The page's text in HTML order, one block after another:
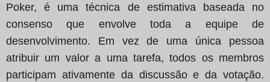
Poker, é uma técnica de estimativa baseada no
consenso que envolve toda a equipe de
desenvolvimento. Em vez de uma única pessoa
atribuir um valor a uma tarefa, todos os membros
participam ativamente da discussão e da votação.